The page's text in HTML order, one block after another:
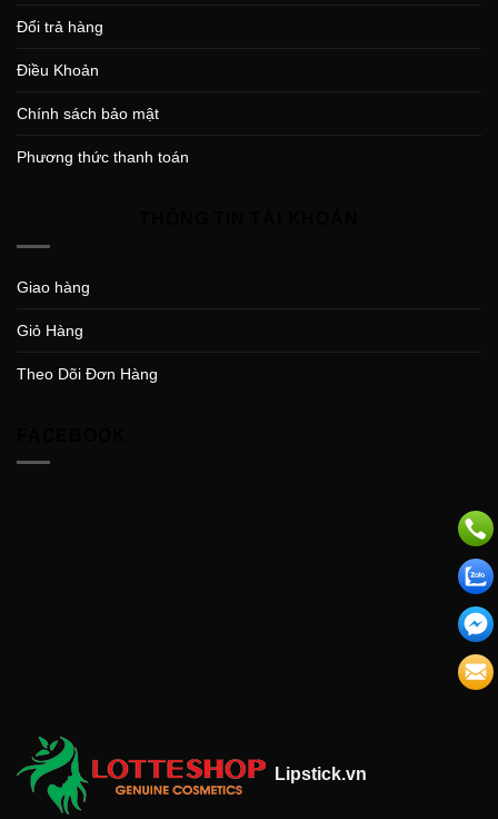
Đổi trả hàng
Điều Khoản
Chính sách bảo mật
Phương thức thanh toán
Giao hàng
Giỏ Hàng
Theo Dõi Đơn Hàng
Lipstick.vn